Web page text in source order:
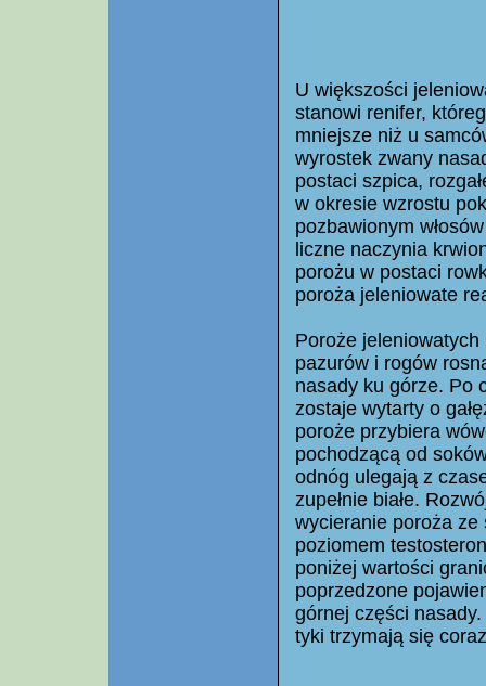
U większości
stanowi renifer,
mniejsze niż u
wyrostek zwany
postaci szpica,
w okresie wzrostu
pozbawionym
liczne naczynia
porożu w postaci
poroża jeleniowate
Poroże
pazurów i rogów
nasady ku górze. Po
zostaje wytarty o
poroże przybiera
pochodzącą od
odnóg ulegają z
zupełnie białe.
wycieranie poroża ze
poziomem
poniżej wartości
poprzedzone
górnej części
tyki trzymają się